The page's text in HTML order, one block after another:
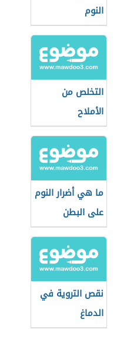
النوم
التخلص من
الأملاح
ما هي أضرار النوم
على البطن
نقص التروية في
الدماغ